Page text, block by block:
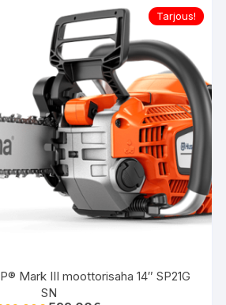
Tarjous!
Mark III moottorisaha 14″ SP21G
SN